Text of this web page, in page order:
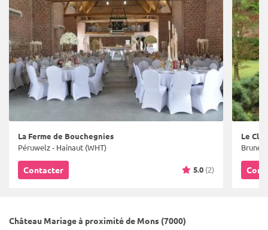
La Ferme de Bouchegnies
Péruwelz - Hainaut (WHT)
Contacter 5.0 (2)
Le
Château Mariage à proximité de Mons (7000)